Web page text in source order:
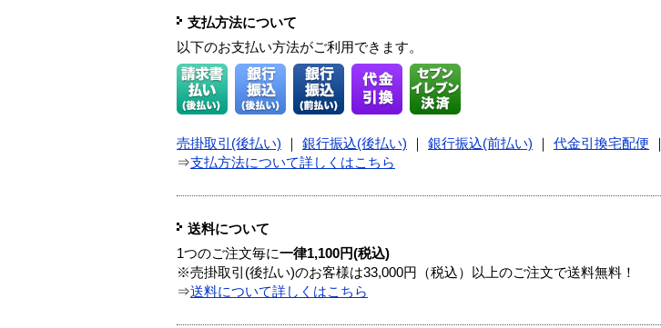
支払方法について
以下のお支払い方法がご利用できます。
売掛取引(後払い) 銀行振込(後払い) 銀行振込(前払い) 代金引換宅配便
⇒支払方法について詳しくはこちら
送料について
1つのご注文毎に一律1,100円(税込)
※売掛取引(後払い)のお客様は33,000円（税込）以上のご注文で送料無料！
⇒送料について詳しくはこちら